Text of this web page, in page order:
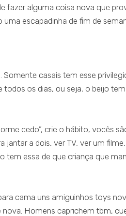
fazer alguma coisa nova que
escapadinha de fim de
casais tem esse
todos os dias, ou seja, o beijo
cedo”, crie o hábito, vocês
jantar a dois, ver TV, ver um
tem essa de que criança que
cama uns amiguinhos toys
nova. Homens caprichem tbm,